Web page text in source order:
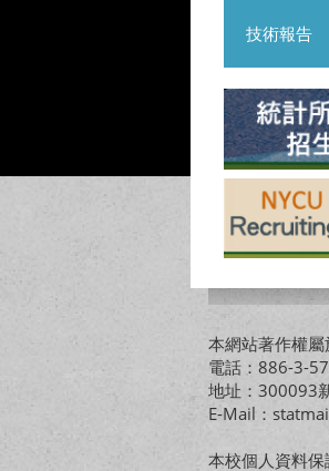
技術報告
本網站著作權
電話：886-3-
地址：300093
E-Mail：
本校個人資料